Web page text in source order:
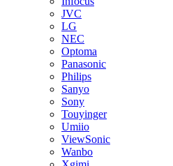
JVC
LG
NEC
Optoma
Panasonic
Philips
Sanyo
Sony
Touyinger
Umiio
ViewSonic
Wanbo